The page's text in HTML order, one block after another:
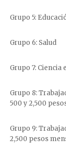
Grupo 5:
Grupo 6: Salud
Grupo 7: Ciencia
Grupo 8:
500 y 2,500
Grupo 9:
2,500 pesos